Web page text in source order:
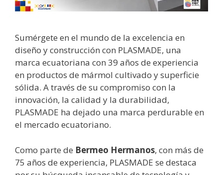
Sumérgete en el mundo de la excelencia en
diseño y construcción con PLASMADE, una
marca ecuatoriana con 39 años de experiencia
en productos de mármol cultivado y superficie
sólida. A través de su compromiso con la
innovación, la calidad y la durabilidad,
PLASMADE ha dejado una marca perdurable en
el mercado ecuatoriano.
Como parte de Bermeo Hermanos, con más de
75 años de experiencia, PLASMADE se destaca